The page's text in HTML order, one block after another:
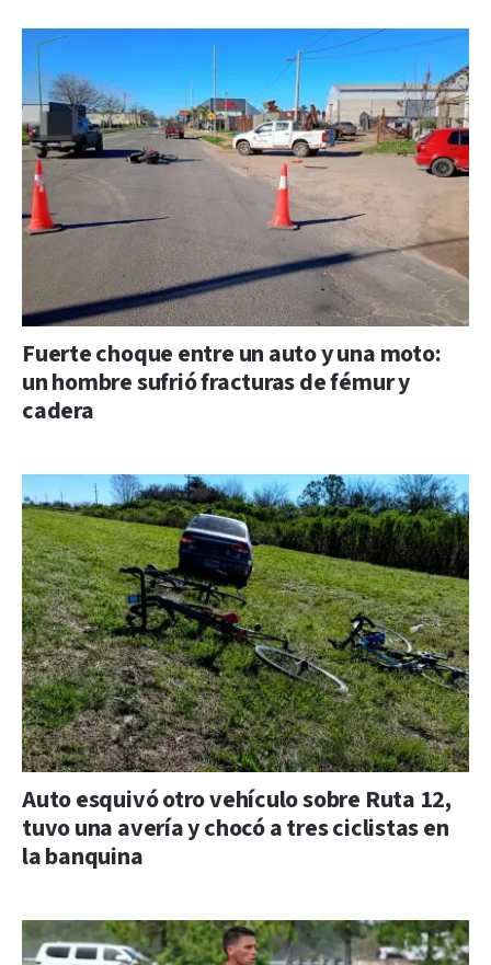
Fuerte choque entre un auto y una moto:
un hombre sufrió fracturas de fémur y
cadera
Auto esquivó otro vehículo sobre Ruta 12,
tuvo una avería y chocó a tres ciclistas en
la banquina